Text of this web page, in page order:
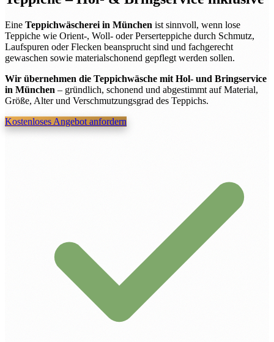
Eine Teppichwäscherei in München ist sinnvoll, wenn lose
Teppiche wie Orient-, Woll- oder Perserteppiche durch Schmutz,
Laufspuren oder Flecken beansprucht sind und fachgerecht
gewaschen sowie materialschonend gepflegt werden sollen.
Wir übernehmen die Teppichwäsche mit Hol- und Bringservice
in München – gründlich, schonend und abgestimmt auf Material,
Größe, Alter und Verschmutzungsgrad des Teppichs.
Kostenloses Angebot anfordern